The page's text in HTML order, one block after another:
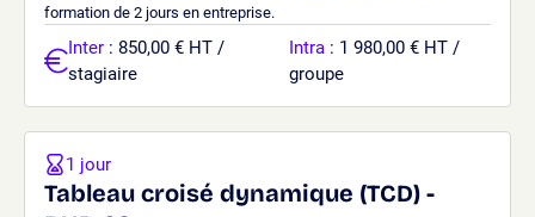
formation de 2 jours en entreprise.
Inter : 850,00 € HT /
stagiaire
Intra : 1 980,00 € HT /
groupe
Tableau croisé dynamique (TCD) -
1 jour